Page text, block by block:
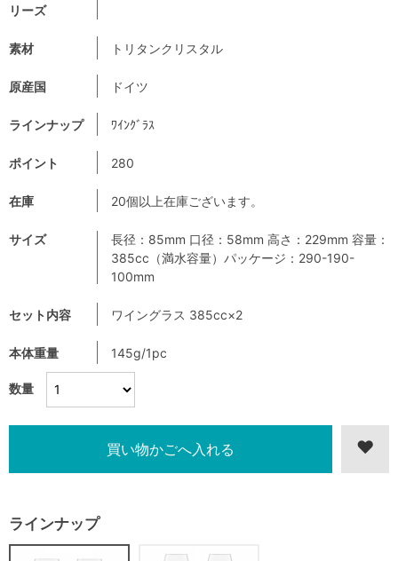
数量
リーズ
素材 トリタンクリスタル
原産国 ドイツ
ラインナップ ﾜｲﾝｸﾞﾗｽ
ポイント 280
在庫 20個以上在庫ございます。
サイズ
長径：85mm 口径：58mm 高さ：229mm 容量：
385cc（満水容量）パッケージ：290-190-
100mm
セット内容 ワイングラス 385cc×2
本体重量 145g/1pc
ラインナップ